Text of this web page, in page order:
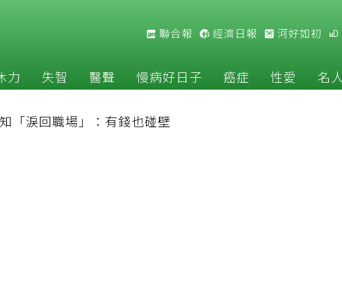
聯合報 經濟日報 河好如初
力 失智 醫聲 慢病好日子 癌症 性愛 名人
「淚回職場」：有錢也碰壁